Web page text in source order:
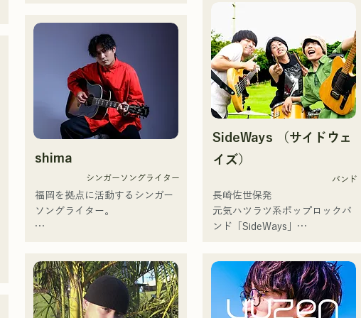
SNS動画総再生数350万回再生
超え､ SNS総フォロワー11.9万
また2024年第106回全国高等学
校野球選手権大会の
J:COM福岡•熊本•下関のテーマソ
ングなどにも抜擢され今後が大
2026年6月3日に新曲「Hello say
goodbye」を自身初の全国流通
盤でリリース！
shima
シンガーソングライター
福岡を拠点に活動するシンガー
ソングライター。
トの力強さとバラードの繊細さ
を併せ持つ楽曲を届けている。
うシンガーソングライター。
2025年8月16日　4年ぶりの楽曲
リリース！
「ドラマ」
各配信サイトにて配信開始！
にそっと寄り添う楽曲を制作し
ている。
1stシングル「雑に畳んで」を
2025年1月23日にリリースし本
格的に活動を開始。
ンド編成などさまざまな形で音
楽を表現する。
CHOYO（Key. / Gt.)、元meow
の大晟（Dr.）、the perfect me
の末廣悠弥（Gt.）、xanadooの
う。
【NEW SINGLE】
2025年6月25日に新曲「世界は
SideWays （サイドウェ
イズ）
バンド
長崎佐世保発
元気ハツラツ系ポップロックバ
ンド「SideWays」
小説を元にした楽しくどこか哀
愁のある楽曲に注目！！